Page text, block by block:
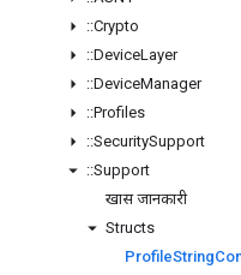
::Crypto
::DeviceLayer
::DeviceManager
::Profiles
::SecuritySupport
::Support
खास जानकारी
Structs
ProfileString